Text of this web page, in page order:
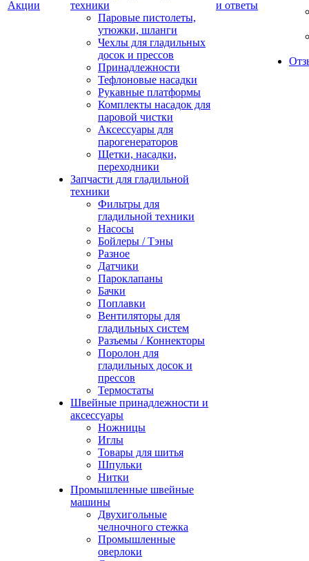
Акции
техники
Паровые пистолеты,
утюжки, шланги
Чехлы для гладильных
досок и прессов
Принадлежности
Тефлоновые насадки
Рукавные платформы
Комплекты насадок для
паровой чистки
Аксессуары для
парогенераторов
Щетки, насадки,
переходники
Запчасти для гладильной
техники
Фильтры для
гладильной техники
Насосы
Бойлеры / Тэны
Разное
Датчики
Пароклапаны
Бачки
Поплавки
Вентиляторы для
гладильных систем
Разъемы / Коннекторы
Поролон для
гладильных досок и
прессов
Термостаты
Швейные принадлежности и
аксессуары
Ножницы
Иглы
Товары для шитья
Шпульки
Нитки
Промышленные швейные
машины
Двухигольные
челночного стежка
Промышленные
оверлоки
и ответы